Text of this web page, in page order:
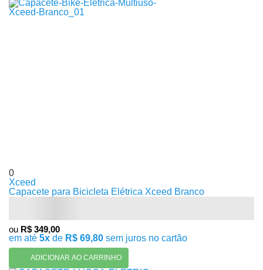
0
Xceed
Capacete para Bicicleta Elétrica Xceed Branco
ou R$ 349,00
em até 5x de R$ 69,80 sem juros no cartão
ADICIONAR AO CARRINHO